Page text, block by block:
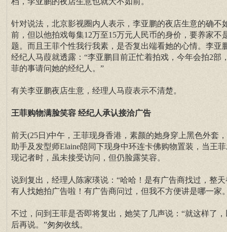
针对说法，北京影视圈内人表示，李亚鹏的夜店生意的确不
前，但以他拍戏每集12万至15万元人民币的身价，要养家不
题。而且王菲个性我行我素，是否复出端看她的心情。李亚
经纪人马葭就透露：“李亚鹏目前正忙着拍戏，今年会拍2部
菲的事请问她的经纪人。”
有关李亚鹏夜店生意，经理人马葭表示不清楚。
王菲购物满脸笑容 经纪人承认接洽广告
前天(25日)中午，王菲现身香港，素颜的她身穿上黑色外套
助手及发型师Elaine陪同下现身中环连卡佛购物置装，当王
现记者时，虽未接受访问，但仍脸露笑容。
说到复出，经理人陈家瑛说：“哈哈！是有广告商找过，整天
有人找她拍广告啦！有广告商问过，但我不方便讲是哪一家
不过，问到王菲是否即将复出，她笑了几声说：“就这样了，
后再说。”匆匆收线。